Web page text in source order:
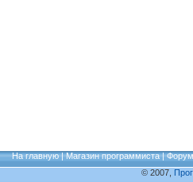
На главную|Магазин программиста|Форум
© 2007,